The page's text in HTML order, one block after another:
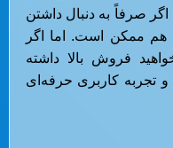
صرفاً به دنبال داشتن
هم ممکن است. اما اگر
فروش بالا داشته
تجربه کاربری حرفه‌ای